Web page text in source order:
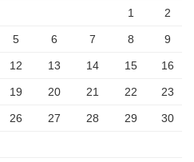
1 2
5 6 7 8 9
12 13 14 15 16
19 20 21 22 23
26 27 28 29 30